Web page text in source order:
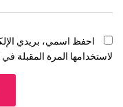
احفظ اسمي، بريدي
لاستخدامها المرة المقبلة في